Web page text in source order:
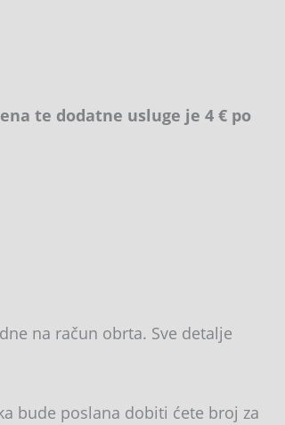
te dodatne usluge je 4 € po
na račun obrta. Sve detalje
bude poslana dobiti ćete broj za